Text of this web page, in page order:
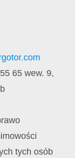
65 wew. 9,
tych osób